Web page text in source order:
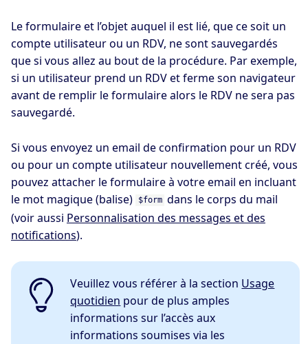
Le formulaire et l’objet auquel il est lié, que ce soit un
compte utilisateur ou un RDV, ne sont sauvegardés
que si vous allez au bout de la procédure. Par exemple,
si un utilisateur prend un RDV et ferme son navigateur
avant de remplir le formulaire alors le RDV ne sera pas
sauvegardé.
Si vous envoyez un email de confirmation pour un RDV
ou pour un compte utilisateur nouvellement créé, vous
pouvez attacher le formulaire à votre email en incluant
le mot magique (balise)
$form dans le corps du mail
(voir aussi Personnalisation des messages et des
notifications).
Veuillez vous référer à la section Usage
quotidien pour de plus amples
informations sur l’accès aux
informations soumises via les